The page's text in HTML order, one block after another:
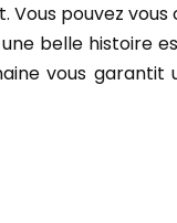
Vous pouvez
belle histoire
vous garantit